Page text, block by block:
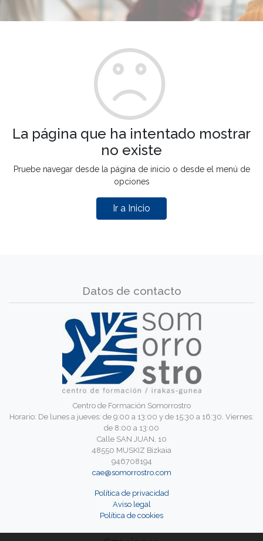
La página que ha intentado mostrar
no existe
Pruebe navegar desde la página de inicio o desde el menú de
opciones
Ir a Inicio
Datos de contacto
Centro de Formación Somorrostro
Horario: De lunes a jueves: de 9:00 a 13:00 y de 15:30 a 16:30. Viernes:
de 8:00 a 13:00
Calle SAN JUAN, 10
48550 MUSKIZ Bizkaia
946708194
cae@somorrostro.com
Política de privacidad
Aviso legal
Política de cookies